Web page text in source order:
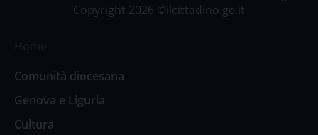
Copyright 2026 ©ilcittadino.ge.it
Comunità diocesana
Genova e Liguria
Cultura